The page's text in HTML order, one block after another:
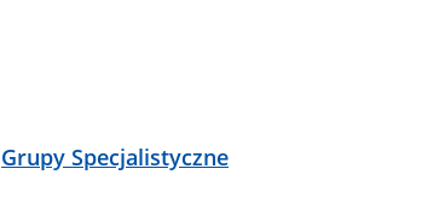
Grupy Specjalistyczne